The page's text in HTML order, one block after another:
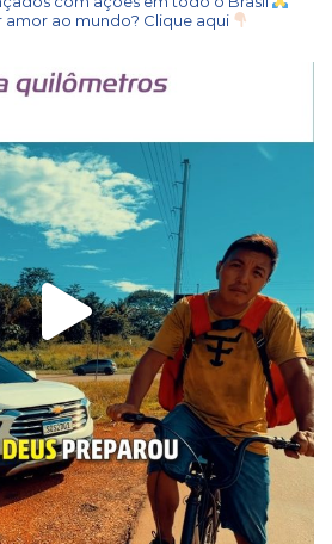
amor ao mundo? Clique aqui